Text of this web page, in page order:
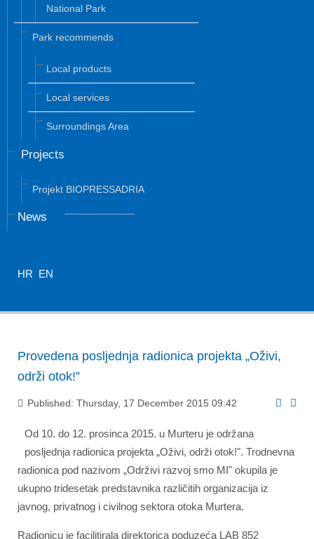
National Park
Park recommends
Local products
Local services
Surroundings Area
Projects
Projekt BIOPRESSADRIA
News
HR EN
Provedena posljednja radionica projekta „Oživi,
održi otok!”
Published: Thursday, 17 December 2015 09:42
Od 10. do 12. prosinca 2015. u Murteru je održana
posljednja radionica projekta „Oživi, održi otok!". Trodnevna
radionica pod nazivom „Održivi razvoj smo MI" okupila je
ukupno tridesetak predstavnika različitih organizacija iz
javnog, privatnog i civilnog sektora otoka Murtera.
Radionicu je facilitirala direktorica poduzeća LAB 852